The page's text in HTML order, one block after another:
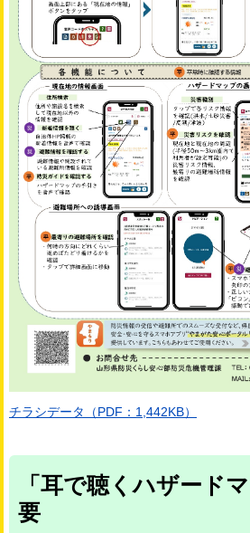
チラシデータ（PDF：1,442KB）
「耳で聴くハザード
要